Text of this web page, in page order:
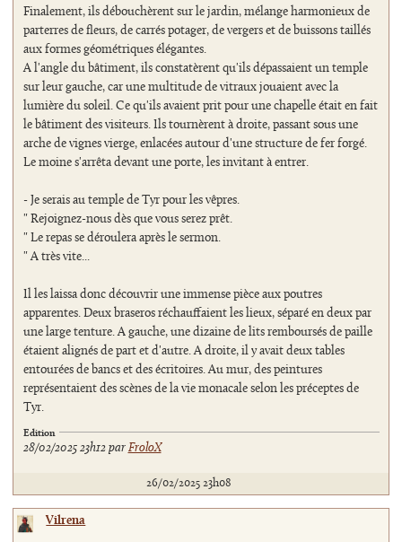
Finalement, ils débouchèrent sur le jardin, mélange harmonieux de
parterres de fleurs, de carrés potager, de vergers et de buissons taillés
aux formes géométriques élégantes.
A l'angle du bâtiment, ils constatèrent qu'ils dépassaient un temple
sur leur gauche, car une multitude de vitraux jouaient avec la
lumière du soleil. Ce qu'ils avaient prit pour une chapelle était en fait
le bâtiment des visiteurs. Ils tournèrent à droite, passant sous une
arche de vignes vierge, enlacées autour d'une structure de fer forgé.
Le moine s'arrêta devant une porte, les invitant à entrer.
- Je serais au temple de Tyr pour les vêpres.
" Rejoignez-nous dès que vous serez prêt.
" Le repas se déroulera après le sermon.
" A très vite...
Il les laissa donc découvrir une immense pièce aux poutres
apparentes. Deux braseros réchauffaient les lieux, séparé en deux par
une large tenture. A gauche, une dizaine de lits remboursés de paille
étaient alignés de part et d'autre. A droite, il y avait deux tables
entourées de bancs et des écritoires. Au mur, des peintures
représentaient des scènes de la vie monacale selon les préceptes de
Tyr.
Edition
28/02/2025 23h12 par FroloX
26/02/2025 23h08
Vilrena